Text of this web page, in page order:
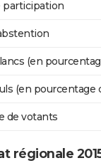
participation
(en
(en pourcentage
de votants
régionale